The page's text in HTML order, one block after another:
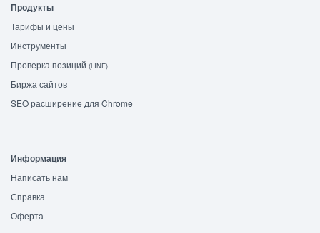
Продукты
Тарифы и цены
Инструменты
Проверка позиций (LINE)
Биржа сайтов
SEO расширение для Chrome
Информация
Написать нам
Справка
Оферта